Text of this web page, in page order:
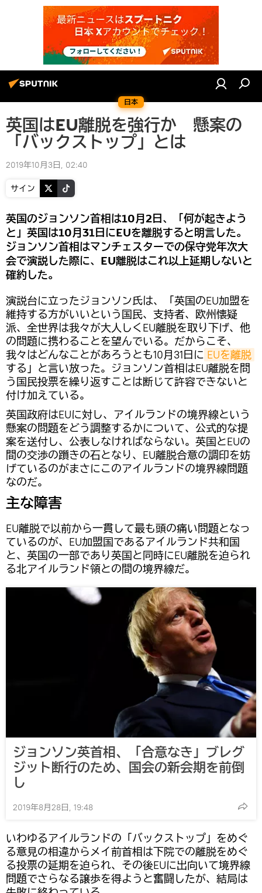
日本
英国はEU離脱を強行か 懸案の
「バックストップ」とは
2019年10月3日, 02:40
サイン
英国のジョンソン首相は10月2日、「何が起きよう
と」英国は10月31日にEUを離脱すると明言した。
ジョンソン首相はマンチェスターでの保守党年次大
会で演説した際に、EU離脱はこれ以上延期しないと
確約した。
演説台に立ったジョンソン氏は、「英国のEU加盟を
維持する方がいいという国民、支持者、欧州懐疑
派、全世界は我々が大人しくEU離脱を取り下げ、他
の問題に携わることを望んでいる。だからこそ、
我々はどんなことがあろうとも10月31日に EUを離脱
する」と言い放った。ジョンソン首相はEU離脱を問
う国民投票を繰り返すことは断じて許容できないと
付け加えている。
英国政府はEUに対し、アイルランドの境界線という
懸案の問題をどう調整するかについて、公式的な提
案を送付し、公表しなければならない。英国とEUの
間の交渉の躓きの石となり、EU離脱合意の調印を妨
げているのがまさにこのアイルランドの境界線問題
なのだ。
主な障害
EU離脱で以前から一貫して最も頭の痛い問題となっ
ているのが、EU加盟国であるアイルランド共和国
と、英国の一部であり英国と同時にEU離脱を迫られ
る北アイルランド領との間の境界線だ。
ジョンソン英首相、「合意なき」ブレグ
ジット断行のため、国会の新会期を前倒
し
2019年8月28日, 19:48
いわゆるアイルランドの「バックストップ」をめぐ
る意見の相違からメイ前首相は下院での離脱をめぐ
る投票の延期を迫られ、その後EUに出向いて境界線
問題でさらなる譲歩を得ようと奮闘したが、結局は